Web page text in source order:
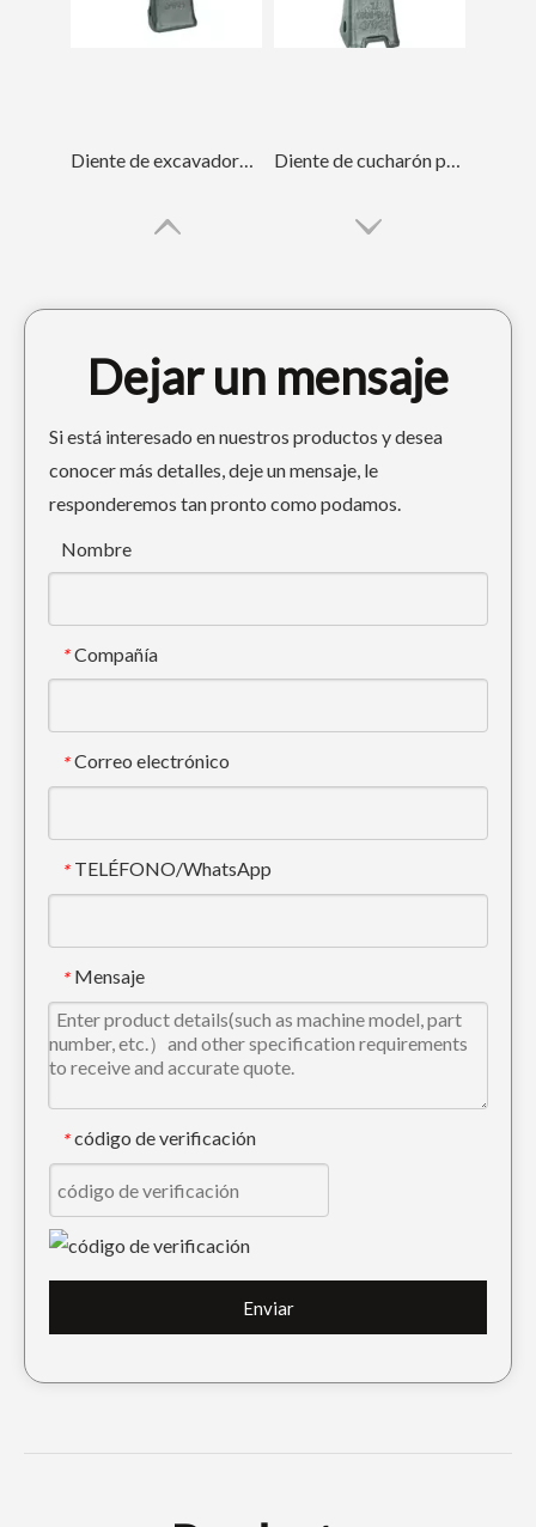
Diente de cucharón de excavadora Mini Tiger PC60TL
Cubo de esqueleto negro ODM para Sany215
Dejar un mensaje
Si está interesado en nuestros productos y desea
conocer más detalles, deje un mensaje, le
responderemos tan pronto como podamos.
Nombre
* Compañía
* Correo electrónico
* TELÉFONO/WhatsApp
* Mensaje
* código de verificación
Enviar